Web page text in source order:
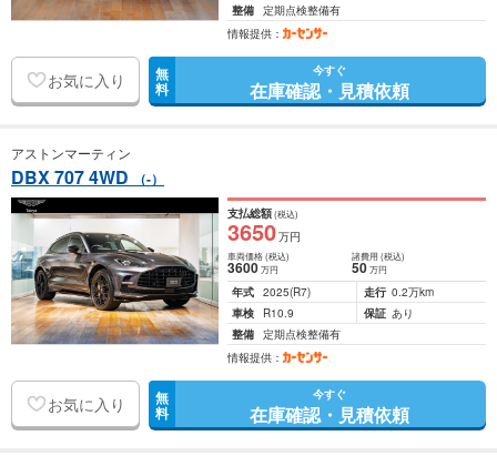
整備 定期点検整備有
情報提供：
お気に入り 無
料
今すぐ
在庫確認・見積依頼
アストンマーティン
DBX 707 4WD （-）
支払総額(税込)
3650万円
車両価格(税込)
3600万円
諸費用 (税込)
50 万円
年式 2025(R7) 走行 0.2万km
車検
R10.9 保証 あり
整備 定期点検整備有
情報提供：
お気に入り 無
料
今すぐ
在庫確認・見積依頼